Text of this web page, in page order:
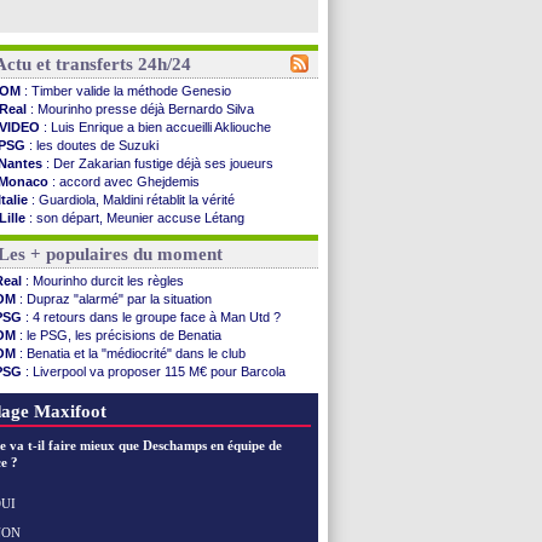
et transferts 24h/24
OM : Timber valide la méthode Genesio
Real : Mourinho presse déjà Bernardo Silva
VIDEO : Luis Enrique a bien accueilli Akliouche
: les doutes de Suzuki
: Der Zakarian fustige déjà ses joueurs
: accord avec Ghejdemis
: Guardiola, Maldini rétablit la vérité
Lille : son départ, Meunier accuse Létang
FIFA: Infantino ne démissionnera pas
Barça: Flick esquive pour Ferran Torres
Liverpool: Araujo, une option d'achat à 55 M€
Lens: inquiétude pour Édouard
Man Utd: Vitek vendu à Middlesbrough (off.)
PSV : Sano recruté pour 14,5 M€ (officiel)
OM : Coventry pense à Angel Gomes
: Rafel Pol satisfait des progrès
: le Barça vainqueur puis battu
: Abdelmonem veut rester
: les résultats de la soirée
+ populaires du moment
: Mourinho durcit les règles
: Dupraz "alarmé" par la situation
: 4 retours dans le groupe face à Man Utd ?
: le PSG, les précisions de Benatia
: Benatia et la "médiocrité" dans le club
: Liverpool va proposer 115 M€ pour Barcola
: Côme pousse pour Gouiri
Maxifoot
va t-il faire mieux que Deschamps en équipe de
?